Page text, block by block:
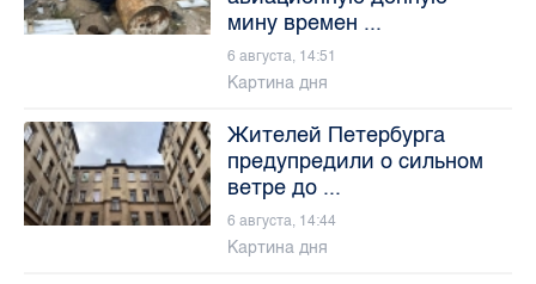
мину времен ...
6 августа, 14:51
Картина дня
Жителей Петербурга
предупредили о сильном
ветре до ...
6 августа, 14:44
Картина дня